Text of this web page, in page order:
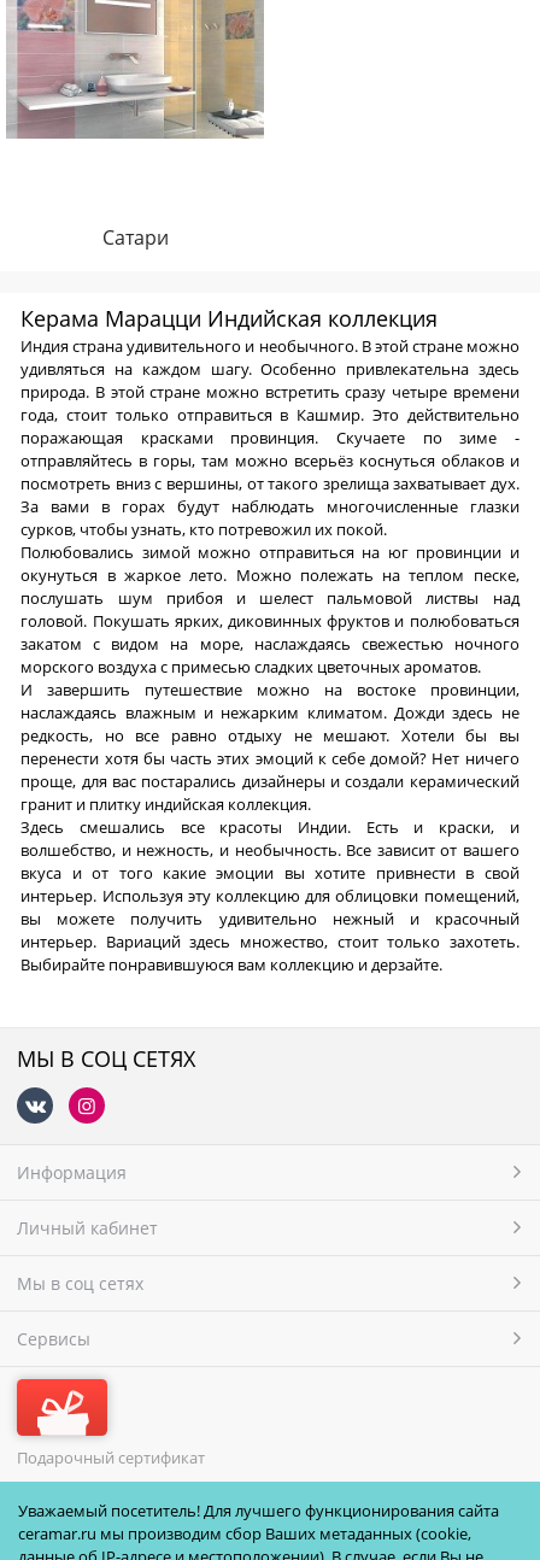
Сатари
Керама Марацци Индийская коллекция
Индия страна удивительного и необычного. В этой стране можно
удивляться на каждом шагу. Особенно привлекательна здесь
природа. В этой стране можно встретить сразу четыре времени
года, стоит только отправиться в Кашмир. Это действительно
поражающая красками провинция. Скучаете по зиме -
отправляйтесь в горы, там можно всерьёз коснуться облаков и
посмотреть вниз с вершины, от такого зрелища захватывает дух.
За вами в горах будут наблюдать многочисленные глазки
сурков, чтобы узнать, кто потревожил их покой.
Полюбовались зимой можно отправиться на юг провинции и
окунуться в жаркое лето. Можно полежать на теплом песке,
послушать шум прибоя и шелест пальмовой листвы над
головой. Покушать ярких, диковинных фруктов и полюбоваться
закатом с видом на море, наслаждаясь свежестью ночного
морского воздуха с примесью сладких цветочных ароматов.
И завершить путешествие можно на востоке провинции,
наслаждаясь влажным и нежарким климатом. Дожди здесь не
редкость, но все равно отдыху не мешают. Хотели бы вы
перенести хотя бы часть этих эмоций к себе домой? Нет ничего
проще, для вас постарались дизайнеры и создали керамический
гранит и плитку индийская коллекция.
Здесь смешались все красоты Индии. Есть и краски, и
волшебство, и нежность, и необычность. Все зависит от вашего
вкуса и от того какие эмоции вы хотите привнести в свой
интерьер. Используя эту коллекцию для облицовки помещений,
вы можете получить удивительно нежный и красочный
интерьер. Вариаций здесь множество, стоит только захотеть.
Выбирайте понравившуюся вам коллекцию и дерзайте.
МЫ В СОЦ СЕТЯХ
Информация
Личный кабинет
Мы в соц сетях
Сервисы
Подарочный сертификат
МЫ ПРИНИМАЕМ
Уважаемый посетитель! Для лучшего функционирования сайта
ceramar.ru мы производим сбор Ваших метаданных (cookie,